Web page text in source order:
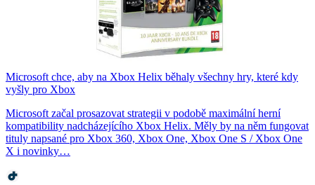
Microsoft chce, aby na Xbox Helix běhaly všechny hry, které kdy
vyšly pro Xbox
Microsoft začal prosazovat strategii v podobě maximální herní
kompatibility nadcházejícího Xbox Helix. Měly by na něm fungovat
tituly napsané pro Xbox 360, Xbox One, Xbox One S / Xbox One
X i novinky…